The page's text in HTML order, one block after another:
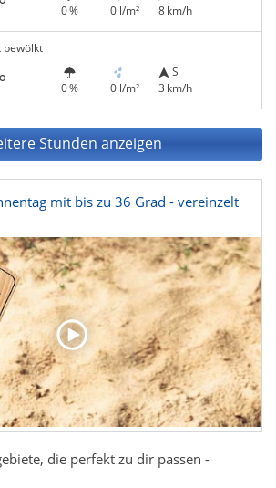
0 % 0 l/m²
8 km/h
bewölkt
0 % 0 l/m²
S
3 km/h
Stunden anzeigen
mit bis zu 36 Grad - vereinzelt
die perfekt zu dir passen -